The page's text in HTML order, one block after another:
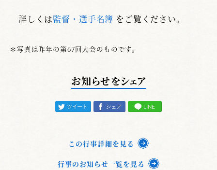
詳しくは監督・選手名簿 をご覧ください。
＊写真は昨年の第67回大会のものです。
お知らせをシェア
この行事詳細を見る
行事のお知らせ一覧を見る